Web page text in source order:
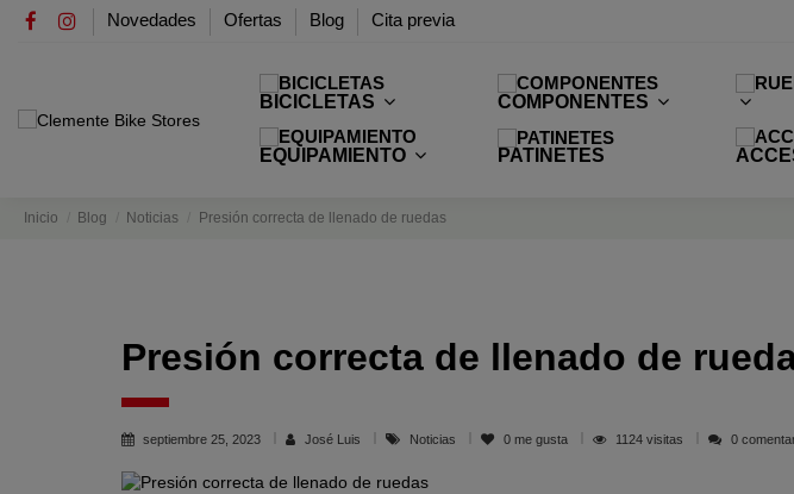
Novedades Ofertas Blog Cita previa
BICICLETAS COMPONENTES
EQUIPAMIENTO PATINETES
Inicio Blog Noticias Presión correcta de llenado de ruedas
Presión correcta de llenado de
septiembre 25, 2023 José Luis Noticias 0 me gusta 1124 visitas 0